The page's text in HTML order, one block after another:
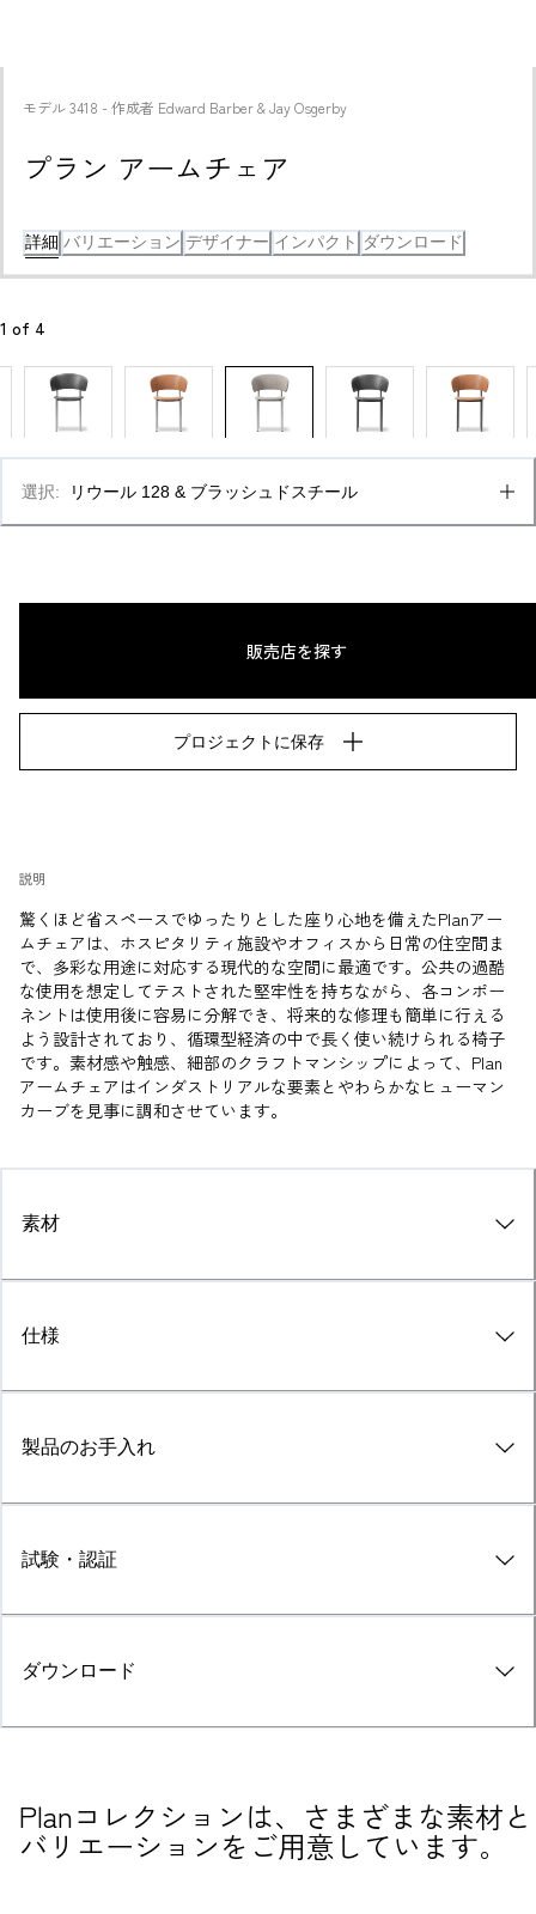
モデル3418 - 作成者 Edward Barber & Jay Osgerby
プラン アームチェア
詳細 バリエーション デザイナー インパクト ダウンロード
1 of 4
説明
驚くほど省スペースでゆったりとした座り心地を備えたPlanアー
ムチェアは、ホスピタリティ施設やオフィスから日常の住空間ま
で、多彩な用途に対応する現代的な空間に最適です。公共の過酷
な使用を想定してテストされた堅牢性を持ちながら、各コンポー
ネントは使用後に容易に分解でき、将来的な修理も簡単に行える
よう設計されており、循環型経済の中で長く使い続けられる椅子
です。素材感や触感、細部のクラフトマンシップによって、Plan
アームチェアはインダストリアルな要素とやわらかなヒューマン
カーブを見事に調和させています。
選択: リウール 128 & ブラッシュドスチール
販売店を探す
プロジェクトに保存
素材
仕様
製品のお手入れ
試験・認証
ダウンロード
Planコレクションは、さまざまな素材と
バリエーションをご用意しています。